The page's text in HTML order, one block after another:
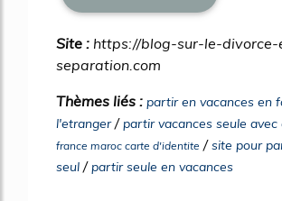
Site : https://blog-sur-le-
separation.com
Thèmes liés : partir en vacances en
l'etranger/ partir vacances seule
france maroc carte d'identite /site pour
seul / partir seule en vacances